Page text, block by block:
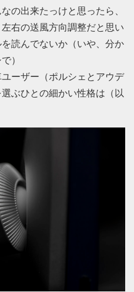
の出来たっけと思ったら、
右の送風方向調整だと思い
読んでないか（いや、分か
）
ーザー（ポルシェとアウデ
ぶひとの細かい性格は（以